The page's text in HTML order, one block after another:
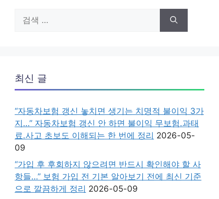
색:
최신 글
“자동차보험 갱신 놓치면 생기는 치명적 불이익 3가
지…” 자동차보험 갱신 안 하면 불이익 무보험.과태
료.사고 초보도 이해되는 한 번에 정리 2026-05-
09
“가입 후 후회하지 않으려면 반드시 확인해야 할 사
항들…” 보험 가입 전 기본 알아보기 전에 최신 기준
으로 깔끔하게 정리 2026-05-09